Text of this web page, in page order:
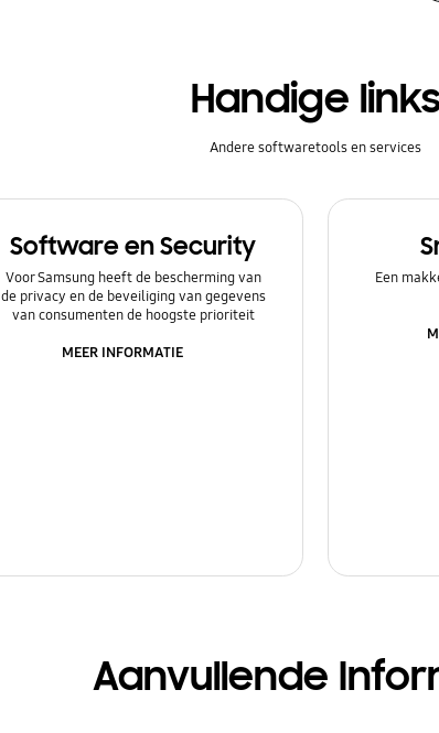
Handige
Andere softwaretools en services
Software en Security
Voor Samsung heeft de bescherming van
de privacy en de beveiliging van gegevens
van consumenten de hoogste prioriteit
MEER INFORMATIE
Een
Aanvullende